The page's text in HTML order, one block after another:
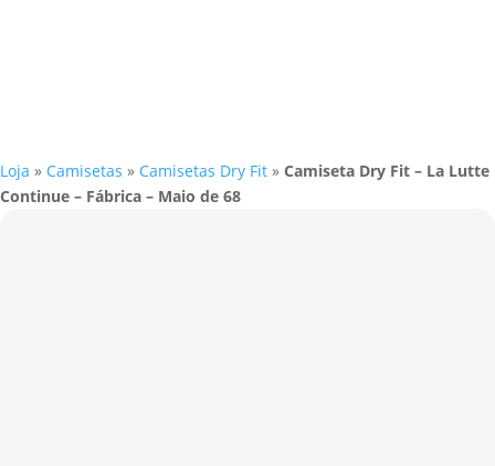
Loja » Camisetas » Camisetas Dry Fit » Camiseta Dry Fit – La Lutte
Continue – Fábrica – Maio de 68